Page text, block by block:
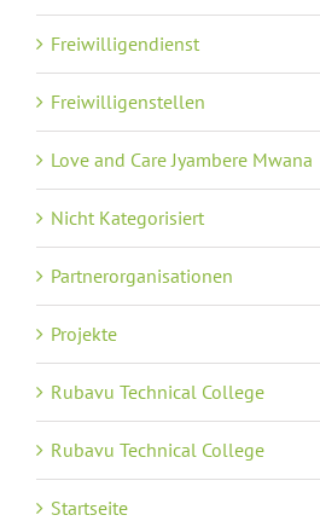
Freiwilligendienst
Freiwilligenstellen
Love and Care Jyambere Mwana
Nicht Kategorisiert
Partnerorganisationen
Projekte
Rubavu Technical College
Rubavu Technical College
Startseite